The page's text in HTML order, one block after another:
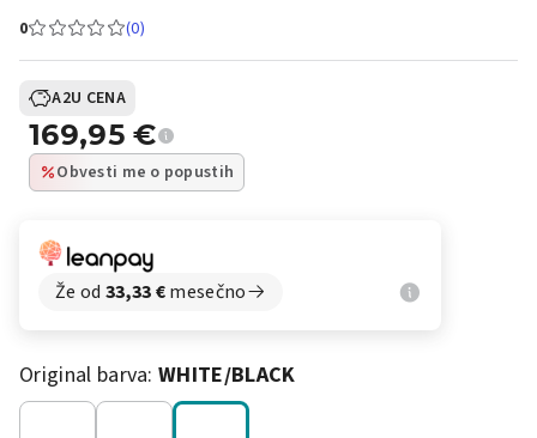
0
(0)
A2U CENA
169,95€
Obvesti me o popustih
Že od 33,33€mesečno
Original barva:WHITE/BLACK